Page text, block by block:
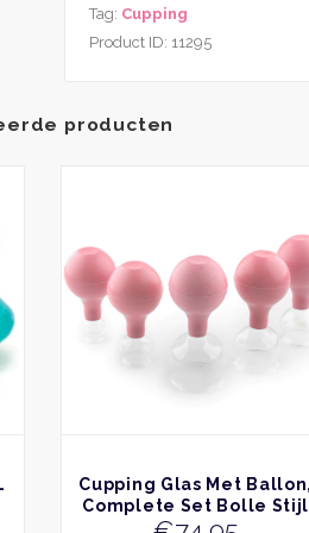
XXL
aantal
Tag: Cupping
Product ID: 11295
producten
BEKIJK
Cupping Glas Met Ballon,
Complete Set Bolle Stijl